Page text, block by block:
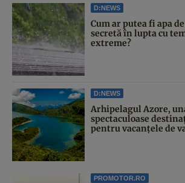
D:NEWS
Cum ar putea fi apa
secretă în lupta cu
extreme?
D:NEWS
Arhipelagul Azore,
spectaculoase
pentru vacanțele de
PROMOTOR.RO